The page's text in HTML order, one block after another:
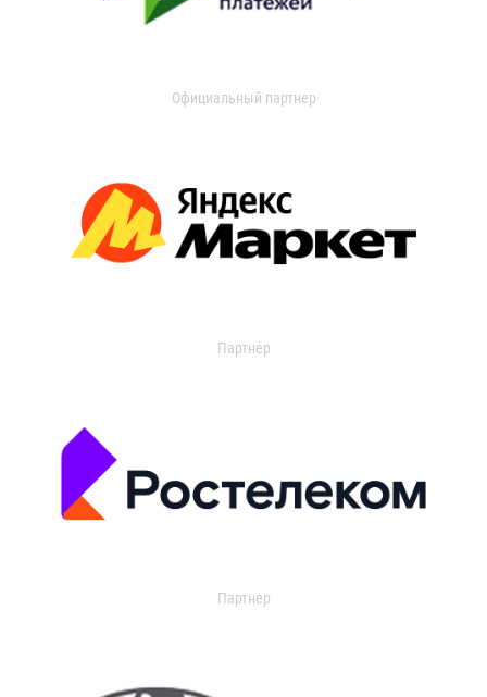
Официальный партнер
Партнер
Партнер